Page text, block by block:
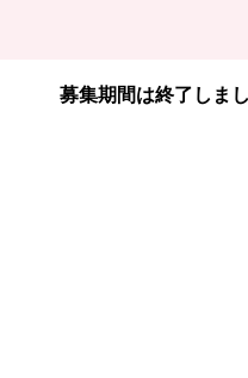
、
開始前のバルキーを見つけ
募集期間は終了しまし